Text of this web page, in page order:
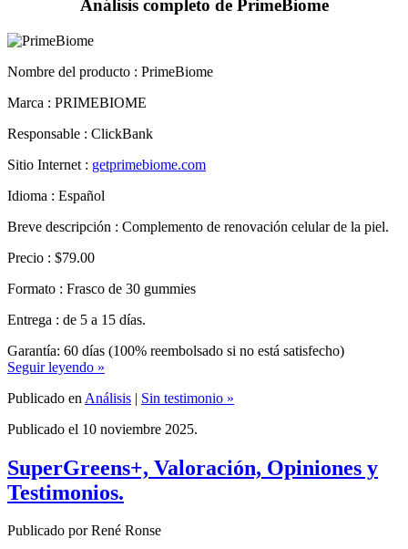
Nombre del producto :
Marca : PRIMEBIOME
Responsable : ClickBank
Sitio Internet :getprimebiome.com
Idioma : Español
Breve descripción : Complemento de renovación celular de la piel.
Precio : $79.00
Formato : Frasco de 30 gummies
Entrega : de 5 a 15 días.
Garantía: 60 días (100% reembolsado si no está satisfecho)
Publicado enAnálisis
Publicado el 10 noviembre 2025.
SuperGreens+, Valoración, Opiniones y
Testimonios.
Publicado por René Ronse
Análisis completo de SuperGreens